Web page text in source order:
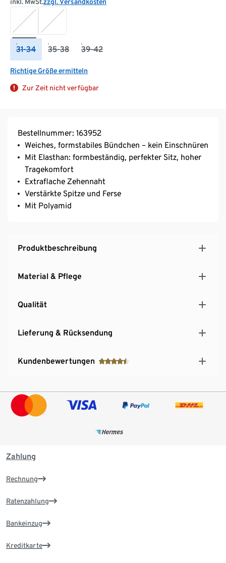
31-34 35-38 39-42
Richtige Größe ermitteln
Zur Zeit nicht verfügbar
Bestellnummer: 163952
Weiches, formstabiles Bündchen – kein Einschnüren
Mit Elasthan: formbeständig, perfekter Sitz, hoher
Tragekomfort
Extraflache Zehennaht
Verstärkte Spitze und Ferse
Mit Polyamid
Produktbeschreibung
Material & Pflege
Qualität
Lieferung & Rücksendung
Kundenbewertungen
Zahlung
Rechnung
Ratenzahlung
Bankeinzug
Kreditkarte